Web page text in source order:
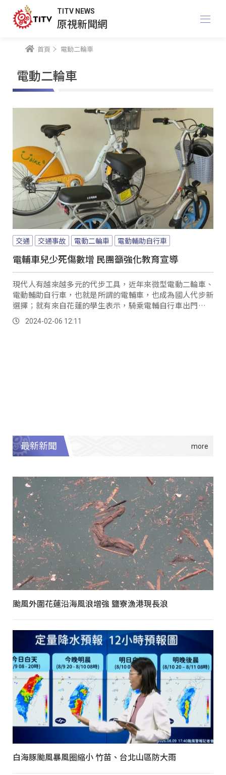
TITV NEWS
原視新聞網
首頁 電動二輪車
電動二輪車
交通 交通事故 電動二輪車 電動輔助自行車
電輔車兒少死傷數增 民團籲強化教育宣導
現代人有越來越多元的代步工具，近年來微型電動二輪車、
電動輔助自行車，也就是所謂的電輔車，也成為國人代步新
選擇；就有來自花蓮的學生表示，騎乘電輔自行車出門，需
要跟大車爭道相當可怕。
2024-02-06 12:11
最新新聞
颱風外圍花蓮沿海風浪增強 鹽寮漁港現長浪
白海豚颱風暴風圈縮小 竹苗、台北山區防大雨